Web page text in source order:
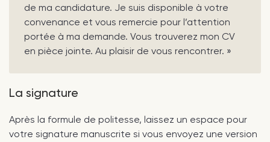
de ma candidature. Je suis disponible à votre
convenance et vous remercie pour l’attention
portée à ma demande. Vous trouverez mon CV
en pièce jointe. Au plaisir de vous rencontrer. »
La signature
Après la formule de politesse, laissez un espace pour
votre signature manuscrite si vous envoyez une version